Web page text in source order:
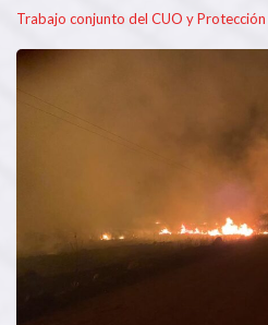
Trabajo conjunto del CUO y Protección